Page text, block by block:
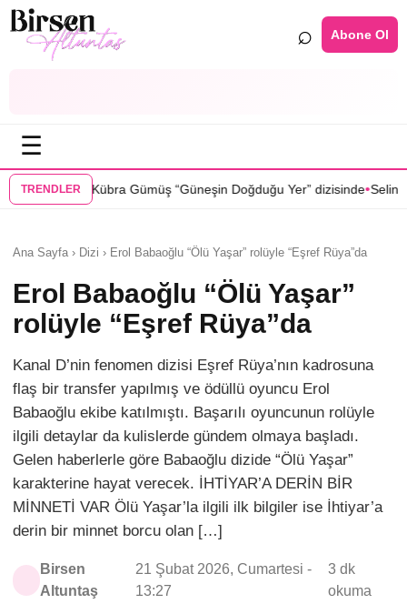
⌕ Abone Ol
☰
TRENDLER
“Güneşin Doğduğu Yer” dizisinde•Selin Türkmen “Karma”
Ana Sayfa › Dizi › Erol Babaoğlu “Ölü Yaşar” rolüyle “Eşref Rüya”da
Erol Babaoğlu “Ölü Yaşar”
rolüyle “Eşref Rüya”da
Kanal D’nin fenomen dizisi Eşref Rüya’nın kadrosuna
flaş bir transfer yapılmış ve ödüllü oyuncu Erol
Babaoğlu ekibe katılmıştı. Başarılı oyuncunun rolüyle
ilgili detaylar da kulislerde gündem olmaya başladı.
Gelen haberlerle göre Babaoğlu dizide “Ölü Yaşar”
karakterine hayat verecek. İHTİYAR’A DERİN BİR
MİNNETİ VAR Ölü Yaşar’la ilgili ilk bilgiler ise İhtiyar’a
derin bir minnet borcu olan […]
Birsen
Altuntaş
21 Şubat 2026, Cumartesi -
13:27
3 dk
okuma